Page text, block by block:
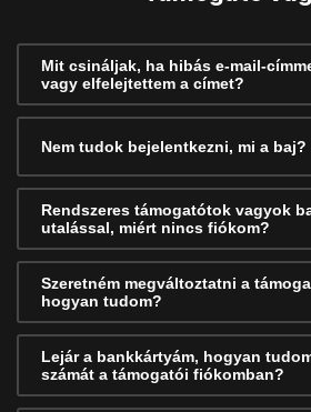
Mit csináljak, ha hibás e-mail-
vagy elfelejtettem a címet?
Nem tudok bejelentkezni, mi a baj?
Rendszeres támogatótok vagyok
utalással, miért nincs fiókom?
Szeretném megváltoztatni a
hogyan tudom?
Lejár a bankkártyám, hogyan
számát a támogatói fiókomban?